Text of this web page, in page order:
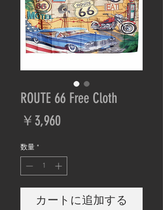
ROUTE 66 Free Cloth
￥3,960価
数量 *
カートに追加する